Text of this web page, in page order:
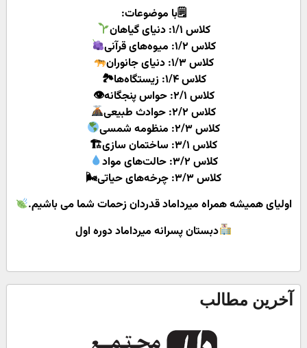
🗒با موضوعات:
کلاس ۱/۱: دنیای گیاهان
کلاس ۱/۲: میوه‌های قرآنی
کلاس ۱/۳: دنیای جانوران
کلاس ۱/۴: زیستگاه‌ها🏞
کلاس ۲/۱: حواس پنجگانه👁
کلاس ۲/۲: حوادث طبیعی
کلاس ۲/۳: منظومه شمسی
کلاس ۳/۱: ساختمان سازی🏗
کلاس ۳/۲: حالت‌های مواد
کلاس ۳/۳: چرخه‌های حیاتی🌬
اولیای همیشه همراه میرداماد قدردان زحمات شما می باشیم.
دبستان پسرانه میرداماد دوره اول
آخرین مطالب